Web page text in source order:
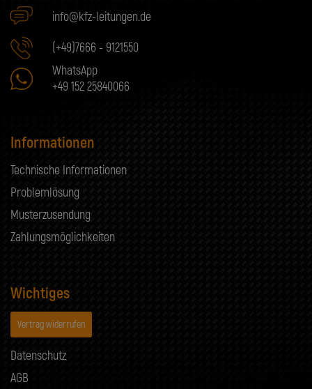
info@kfz-leitungen.de
(+49)7666 - 9121550
WhatsApp
+49 152 25840066
Informationen
Technische Informationen
Problemlösung
Musterzusendung
Zahlungsmöglichkeiten
Wichtiges
Vertrag widerrufen
Datenschutz
AGB